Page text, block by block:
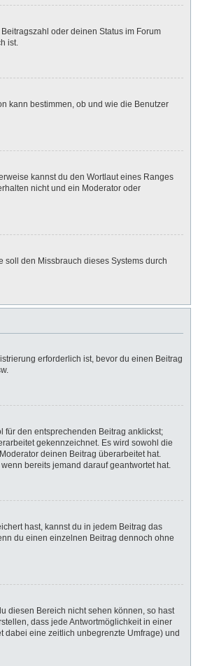
oder deinen Status im Forum
ist.
kann bestimmen, ob und wie die Benutzer
kannst du den Wortlaut eines Ranges
nicht und ein Moderator oder
den Missbrauch dieses Systems durch
erforderlich ist, bevor du einen Beitrag
für den entsprechenden Beitrag anklickst;
gekennzeichnet. Es wird sowohl die
deinen Beitrag überarbeitet hat.
bereits jemand darauf geantwortet hat.
hast, kannst du in jedem Beitrag das
du einen einzelnen Beitrag dennoch ohne
diesen Bereich nicht sehen können, so hast
dass jede Antwortmöglichkeit in einer
dabei eine zeitlich unbegrenzte Umfrage) und